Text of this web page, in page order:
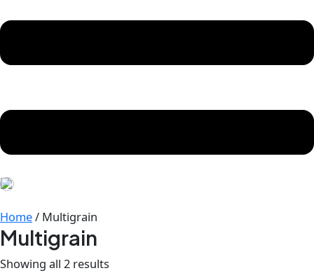
Home/ Multigrain
Multigrain
Showing all 2 results